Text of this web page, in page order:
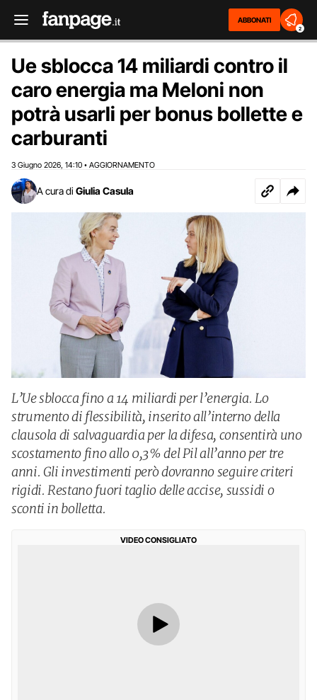
ABBONATI
2
Ue sblocca 14 miliardi contro il
caro energia ma Meloni non
potrà usarli per bonus bollette e
carburanti
3 Giugno 2026 14:10 • AGGIORNAMENTO
A cura di Giulia Casula
L’Ue sblocca fino a 14 miliardi per l’energia. Lo
strumento di flessibilità, inserito all’interno della
clausola di salvaguardia per la difesa, consentirà uno
scostamento fino allo 0,3% del Pil all’anno per tre
anni. Gli investimenti però dovranno seguire criteri
rigidi. Restano fuori taglio delle accise, sussidi o
sconti in bolletta.
VIDEO CONSIGLIATO